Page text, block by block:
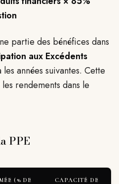
partie des bénéfices dans
aux Excédents
années suivantes. Cette
rendements dans le
PPE
(% DE
CAPACITÉ DE